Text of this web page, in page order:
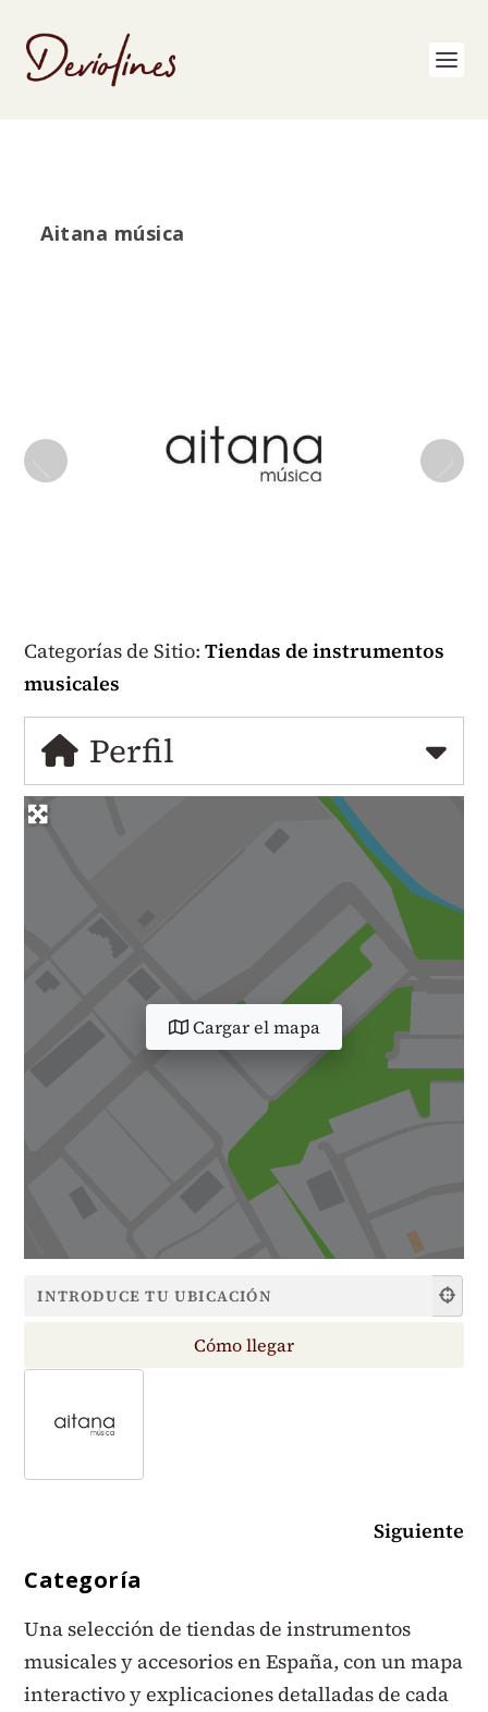
Aitana música
Categorías de Sitio:Tiendas de instrumentos
musicales
Perfil
Cargar el mapa
Siguiente
Categoría
Una selección de tiendas de instrumentos
musicales y accesorios en España, con un mapa
interactivo y explicaciones detalladas de cada